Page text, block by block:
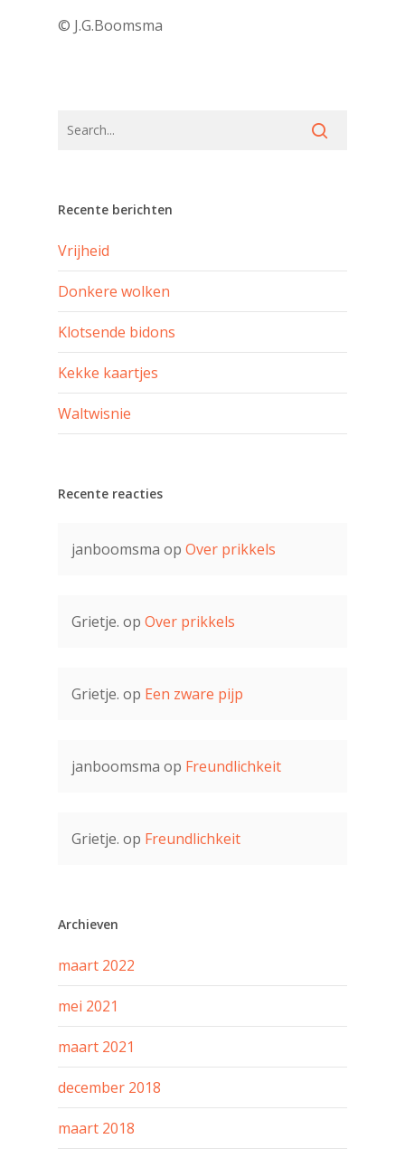
© J.G.Boomsma
Recente berichten
Vrijheid
Donkere wolken
Klotsende bidons
Kekke kaartjes
Waltwisnie
Recente reacties
janboomsma op Over prikkels
Grietje. op Over prikkels
Grietje. op Een zware pijp
janboomsma op Freundlichkeit
Grietje. op Freundlichkeit
Archieven
maart 2022
mei 2021
maart 2021
december 2018
maart 2018